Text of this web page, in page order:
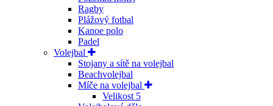
Ragby
Plážový fotbal
Kanoe polo
Padel
Volejbal
Stojany a sítě na volejbal
Beachvolejbal
Míče na volejbal
Velikost 5